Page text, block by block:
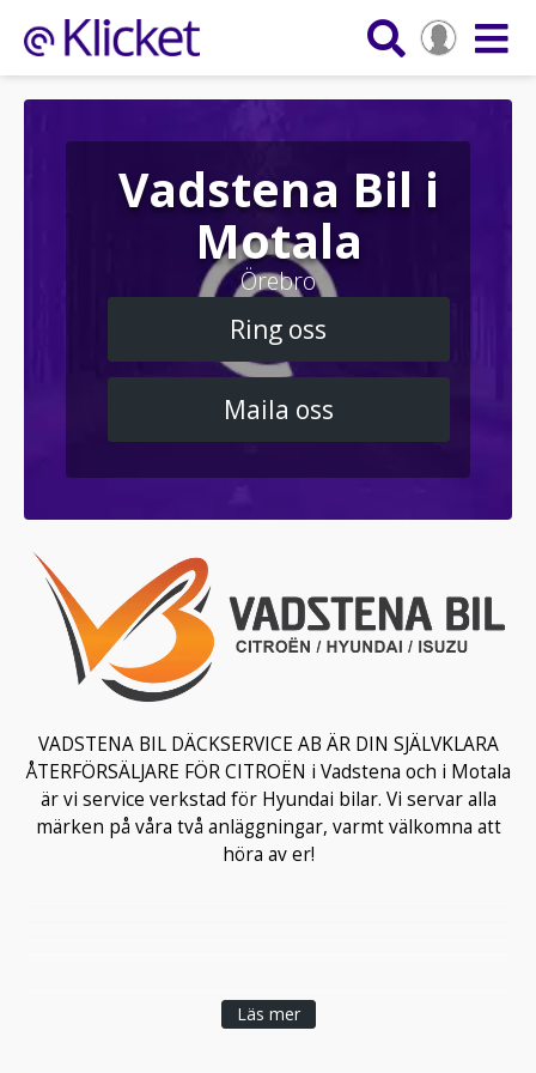
Vadstena Bil i
Motala
Örebro
Ring oss
Maila oss
VADSTENA BIL DÄCKSERVICE AB ÄR DIN SJÄLVKLARA
ÅTERFÖRSÄLJARE FÖR CITROËN i Vadstena och i Motala
är vi service verkstad för Hyundai bilar. Vi servar alla
märken på våra två anläggningar, varmt välkomna att
höra av er!
Läs mer